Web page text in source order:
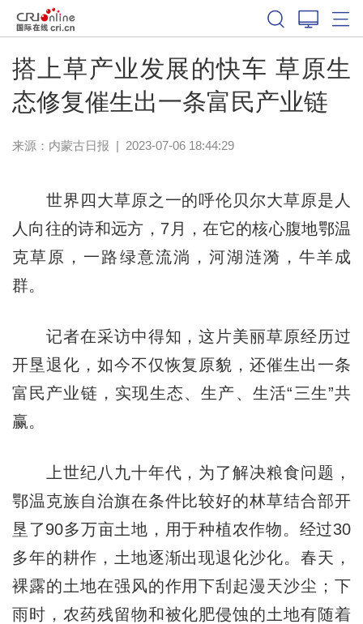
搭上草产业发展的快车 草原生
态修复催生出一条富民产业链
来源： 内蒙古日报 | 2023-07-06 18:44:29
世界四大草原之一的呼伦贝尔大草原是人
人向往的诗和远方，7月，在它的核心腹地鄂温
克草原，一路绿意流淌，河湖涟漪，牛羊成
群。
记者在采访中得知，这片美丽草原经历过
开垦退化，如今不仅恢复原貌，还催生出一条
富民产业链，实现生态、生产、生活“三生”共
赢。
上世纪八九十年代，为了解决粮食问题，
鄂温克族自治旗在条件比较好的林草结合部开
垦了90多万亩土地，用于种植农作物。经过30
多年的耕作，土地逐渐出现退化沙化。春天，
裸露的土地在强风的作用下刮起漫天沙尘；下
雨时，农药残留物和被化肥侵蚀的土地有随着